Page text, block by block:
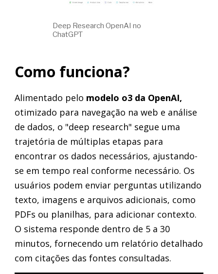
Deep Research OpenAI no
ChatGPT
Como funciona?
Alimentado pelo modelo o3 da OpenAI,
otimizado para navegação na web e análise
de dados, o "deep research" segue uma
trajetória de múltiplas etapas para
encontrar os dados necessários, ajustando-
se em tempo real conforme necessário. Os
usuários podem enviar perguntas utilizando
texto, imagens e arquivos adicionais, como
PDFs ou planilhas, para adicionar contexto.
O sistema responde dentro de 5 a 30
minutos, fornecendo um relatório detalhado
com citações das fontes consultadas.